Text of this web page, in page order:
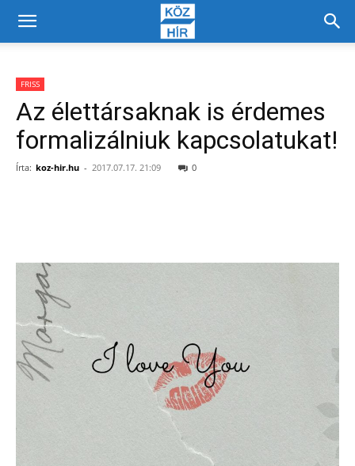
FRISS
Az élettársaknak is érdemes
formalizálniuk kapcsolatukat!
Írta: koz-hir.hu - 2017.07.17. 21:09 0